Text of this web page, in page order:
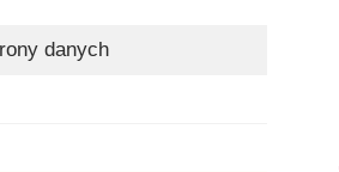
danych